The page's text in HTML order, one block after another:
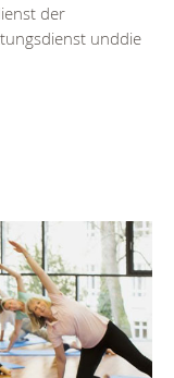
der
unddie